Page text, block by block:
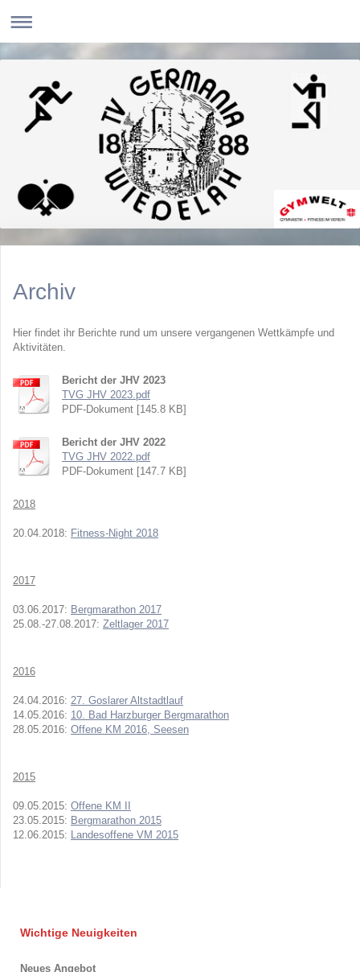
Archiv
Hier findet ihr Berichte rund um unsere vergangenen Wettkämpfe und
Aktivitäten.
Bericht der JHV 2023
TVG JHV 2023.pdf
PDF-Dokument [145.8 KB]
Bericht der JHV 2022
TVG JHV 2022.pdf
PDF-Dokument [147.7 KB]
2018
20.04.2018: Fitness-Night 2018
2017
03.06.2017: Bergmarathon 2017
25.08.-27.08.2017: Zeltlager 2017
2016
24.04.2016: 27. Goslarer Altstadtlauf
14.05.2016: 10. Bad Harzburger Bergmarathon
28.05.2016: Offene KM 2016, Seesen
2015
09.05.2015: Offene KM II
23.05.2015: Bergmarathon 2015
12.06.2015: Landesoffene VM 2015
Wichtige Neuigkeiten
Neues Angebot